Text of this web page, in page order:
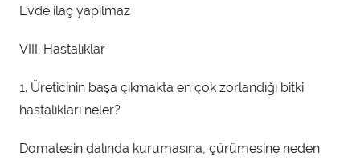
Evde ilaç yapılmaz
VIII. Hastalıklar
1. Üreticinin başa çıkmakta en çok zorlandığı bitki
hastalıkları neler?
Domatesin dalında kurumasına, çürümesine neden